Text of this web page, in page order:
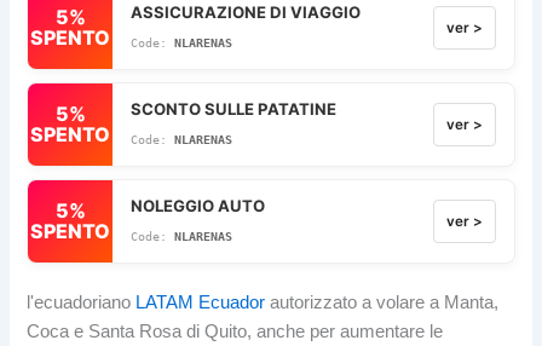
5%
SPENTO
ASSICURAZIONE DI VIAGGIO
NLARENAS
ver >
5%
SPENTO
SCONTO SULLE PATATINE
NLARENAS
ver >
5%
SPENTO
NOLEGGIO AUTO
NLARENAS
ver >
l'ecuadoriano LATAM Ecuador autorizzato a volare a Manta,
Coca e Santa Rosa di Quito, anche per aumentare le